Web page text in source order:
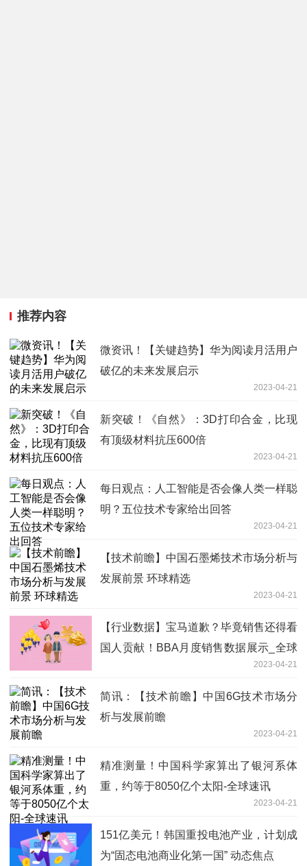
推荐内容
微资讯！【关键趋势】华为阅读月活用户
破亿的未来发展启示
2023-04-21
新突破！《自然》：3D打印合金，比现
有顶级材料抗压600倍
2023-04-21
每日观点：人工智能是否会像人类一样聪
明？五位技术专家给出回答
2023-04-21
【技术前瞻】中国石墨烯技术市场分析与
发展前景 环球精选
2023-04-21
【行业数据】宝马道歉？毕竟销售还得看
国人贡献！BBA月度销售数据展示_全球
2023-04-21
简讯：【技术前瞻】中国6G技术市场分
析与发展前瞻
2023-04-21
精准测量！中国科学家算出了银河系体
重，约等于8050亿个太阳-全球速讯
2023-04-21
151亿美元！韩国重投电池产业，计划成
为“固态电池商业化第一国” 动态焦点